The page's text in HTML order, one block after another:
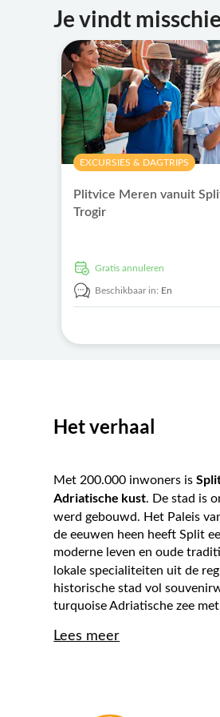
Je vindt
EXCURSIES & DAGTRIPS
Plitvice Meren vanuit
Trogir
Gratis annuleren
Beschikbaar in: En
Het verhaal
Met 200.000 inwoners is
Adriatische kust. De stad is
werd gebouwd. Het Paleis
de eeuwen heen heeft Split
moderne leven en oude
lokale specialiteiten uit de
historische stad vol
turquoise Adriatische zee
Lees meer